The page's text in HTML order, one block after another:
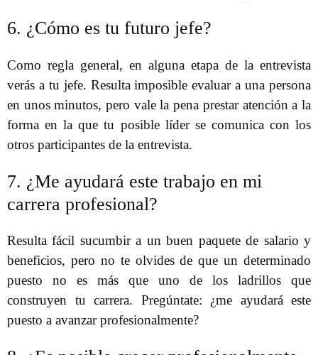
6. ¿Cómo es tu futuro jefe?
Como regla general, en alguna etapa de la entrevista
verás a tu jefe. Resulta imposible evaluar a una persona
en unos minutos, pero vale la pena prestar atención a la
forma en la que tu posible líder se comunica con los
otros participantes de la entrevista.
7. ¿Me ayudará este trabajo en mi
carrera profesional?
Resulta fácil sucumbir a un buen paquete de salario y
beneficios, pero no te olvides de que un determinado
puesto no es más que uno de los ladrillos que
construyen tu carrera. Pregúntate: ¿me ayudará este
puesto a avanzar profesionalmente?